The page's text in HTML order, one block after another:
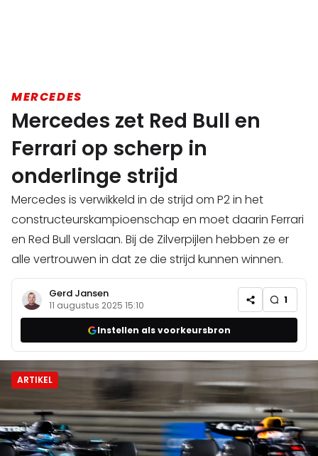
MERCEDES
Mercedes zet Red Bull en
Ferrari op scherp in
onderlinge strijd
Mercedes is verwikkeld in de strijd om P2 in het
constructeurskampioenschap en moet daarin Ferrari
en Red Bull verslaan. Bij de Zilverpijlen hebben ze er
alle vertrouwen in dat ze die strijd kunnen winnen.
Gerd Jansen
11 augustus 2025 15:10 1
Instellen als voorkeursbron
ARTIKEL